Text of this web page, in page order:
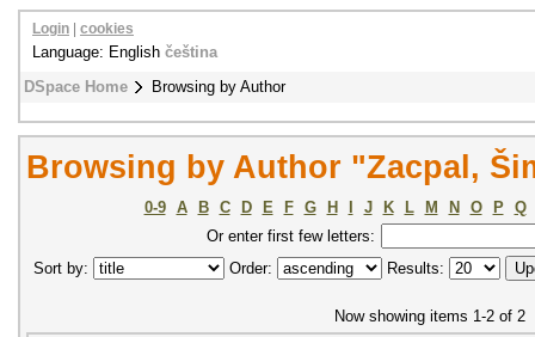
DSpace Home Browsing by Author
Login cookies
Language: English čeština
Browsing by Author "Zacpal,
0-9 A B C D E F G H J K L M N O P
Q
Or enter first few letters:
Sort by:
Order: Results:
Now showing items 1-2 of 2